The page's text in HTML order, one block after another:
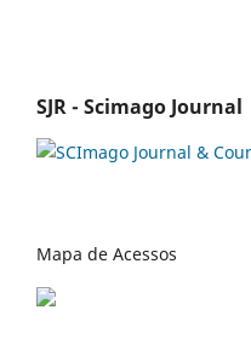
SJR - Scimago Journal
Mapa de Acessos